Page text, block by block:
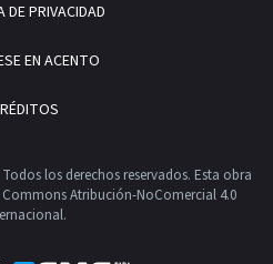
DE PRIVACIDAD
EN ACENTO
los derechos reservados. Esta obra
Atribución-NoComercial 4.0